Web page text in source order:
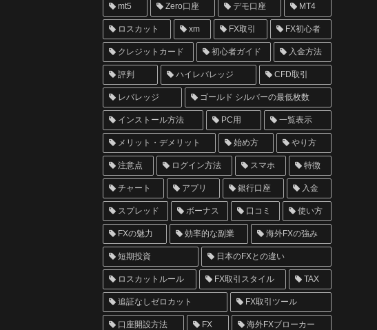
mt5 Zero口座 デモ口座 MT4
ロスカット xm FX取引 FX初心者
クレジットカード 初心者ガイド 入金方法
評判 ハイレバレッジ CFD取引
レバレッジ ゴールド シルバーの最低枚数
インストール方法 PC用 一覧表示
メリット・デメリット 始め方 やり方
注意点 ログイン方法 スマホ 特徴
チャート アプリ 銀行口座 入金
スプレッド ボーナス 口コミ 使い方
FXの魅力 効率的な副業 海外FXの強み
短期投資 日本のFXとの違い
ロスカットルール FX取引スタイル TAX
追証なしゼロカット FX取引ツール
口座開設方法 FX 海外FXブローカー